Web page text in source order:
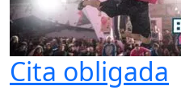
Cita obligada